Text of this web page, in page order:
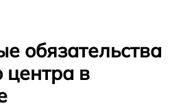
обязательства
центра в